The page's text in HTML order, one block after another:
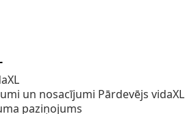
un nosacījumi Pārdevējs vidaXL
paziņojums